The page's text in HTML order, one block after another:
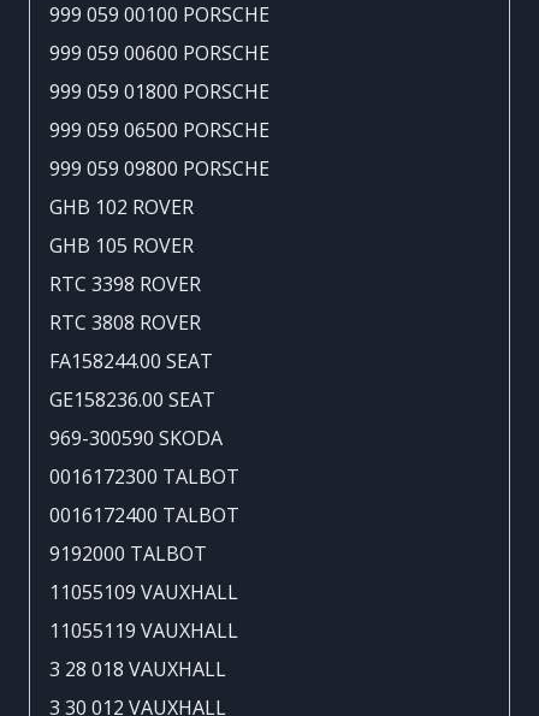
999 059 00100 PORSCHE
999 059 00600 PORSCHE
999 059 01800 PORSCHE
999 059 06500 PORSCHE
999 059 09800 PORSCHE
GHB 102 ROVER
GHB 105 ROVER
RTC 3398 ROVER
RTC 3808 ROVER
FA158244.00 SEAT
GE158236.00 SEAT
969-300590 SKODA
0016172300 TALBOT
0016172400 TALBOT
9192000 TALBOT
11055109 VAUXHALL
11055119 VAUXHALL
3 28 018 VAUXHALL
3 30 012 VAUXHALL